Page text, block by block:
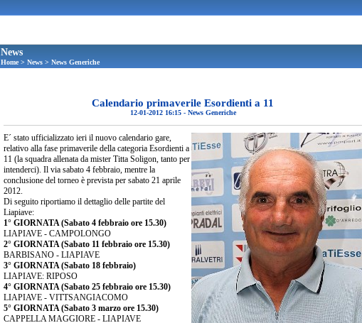
News
Home> News> News Generiche
Calendario primaverile Esordienti a 11
12-01-2012 16:15- News Generiche
E´ stato ufficializzato ieri il nuovo calendario gare,
relativo alla fase primaverile della categoria Esordienti a
11 (la squadra allenata da mister Titta Soligon, tanto per
intenderci). Il via sabato 4 febbraio, mentre la
conclusione del torneo è prevista per sabato 21 aprile
2012.
Di seguito riportiamo il dettaglio delle partite del
Liapiave:
1° GIORNATA (Sabato 4 febbraio ore 15.30)
LIAPIAVE - CAMPOLONGO
2° GIORNATA (Sabato 11 febbraio ore 15.30)
BARBISANO - LIAPIAVE
3° GIORNATA (Sabato 18 febbraio)
LIAPIAVE: RIPOSO
4° GIORNATA (Sabato 25 febbraio ore 15.30)
LIAPIAVE - VITTSANGIACOMO
5° GIORNATA (Sabato 3 marzo ore 15.30)
CAPPELLA MAGGIORE - LIAPIAVE